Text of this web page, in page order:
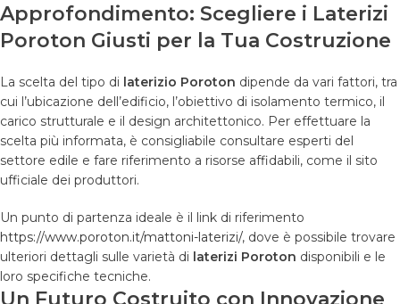
Approfondimento: Scegliere i Laterizi
Poroton Giusti per la Tua Costruzione
La scelta del tipo di laterizio Poroton dipende da vari fattori, tra
cui l’ubicazione dell’edificio, l’obiettivo di isolamento termico, il
carico strutturale e il design architettonico. Per effettuare la
scelta più informata, è consigliabile consultare esperti del
settore edile e fare riferimento a risorse affidabili, come il sito
ufficiale dei produttori.
Un punto di partenza ideale è il link di riferimento
https://www.poroton.it/mattoni-laterizi/, dove è possibile trovare
ulteriori dettagli sulle varietà di laterizi Poroton disponibili e le
loro specifiche tecniche.
Un Futuro Costruito con Innovazione